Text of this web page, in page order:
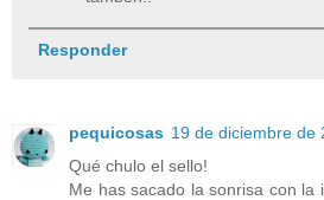
Responder
pequicosas 19 de diciembre de
Qué chulo el sello!
Me has sacado la sonrisa con la